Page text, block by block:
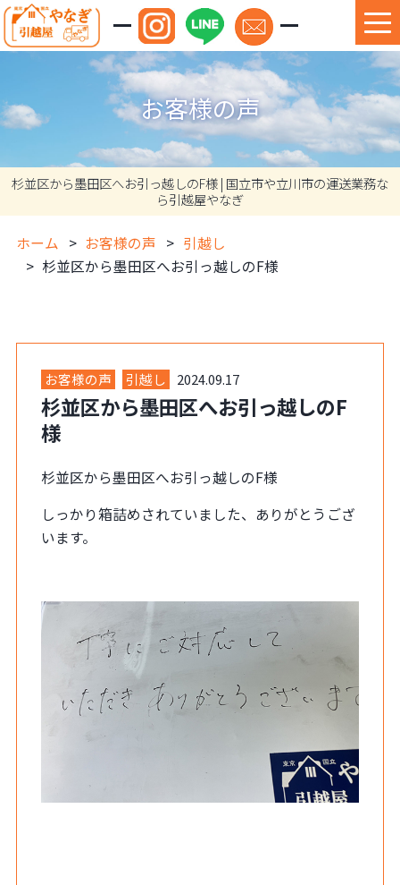
お客様の声
杉並区から墨田区へお引っ越しのF様 | 国立市や立川市の運送業務な
ら引越屋やなぎ
ホーム お客様の声
引越し
杉並区から墨田区へお引っ越しのF様
お客様の声 引越し 2024.09.17
杉並区から墨田区へお引っ越しのF
様
杉並区から墨田区へお引っ越しのF様
しっかり箱詰めされていました、ありがとうござ
います。